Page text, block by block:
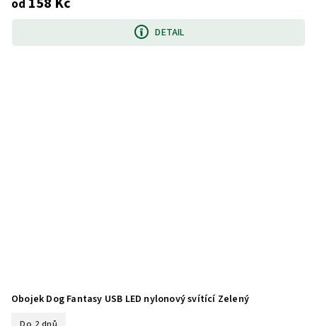
od
DETAIL
Obojek Dog Fantasy USB LED nylonový svítící Zelený